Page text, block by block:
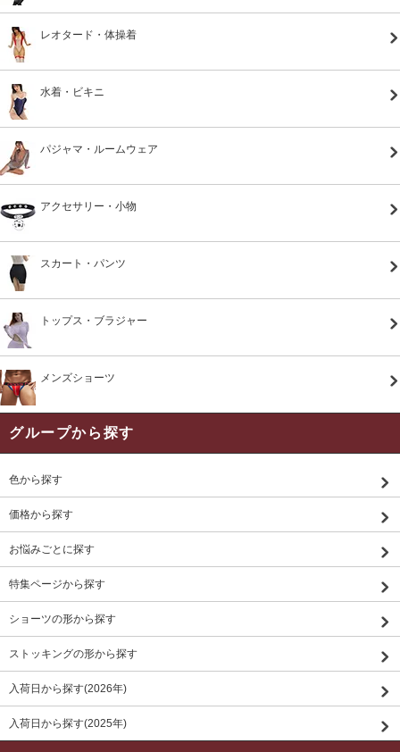
レオタード・体操着
水着・ビキニ
パジャマ・ルームウェア
アクセサリー・小物
スカート・パンツ
トップス・ブラジャー
メンズショーツ
グループから探す
色から探す
価格から探す
お悩みごとに探す
特集ページから探す
ショーツの形から探す
ストッキングの形から探す
入荷日から探す(2026年)
入荷日から探す(2025年)